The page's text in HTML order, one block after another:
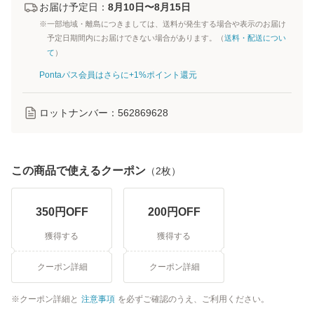
お届け予定日： 8月10日〜8月15日
※一部地域・離島につきましては、送料が発生する場合や表示のお届け
予定日期間内にお届けできない場合があります。（送料・配送につい
て ）
Pontaパス会員はさらに+1%ポイント還元
ロットナンバー： 562869628
この商品で使えるクーポン （2枚）
350円OFF
獲得する
クーポン詳細
200円OFF
獲得する
クーポン詳細
クーポン詳細と 注意事項 を必ずご確認のうえ、ご利用ください。